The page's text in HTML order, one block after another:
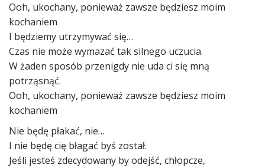
Ooh, ukochany, ponieważ zawsze będziesz moim
kochaniem
I będziemy utrzymywać się…
Czas nie może wymazać tak silnego uczucia.
W żaden sposób przenigdy nie uda ci się mną
potrząsnąć.
Ooh, ukochany, ponieważ zawsze będziesz moim
kochaniem
Nie będę płakać, nie…
I nie będę cię błagać byś został.
Jeśli jesteś zdecydowany by odejść, chłopcze,